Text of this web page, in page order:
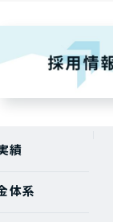
績
体系